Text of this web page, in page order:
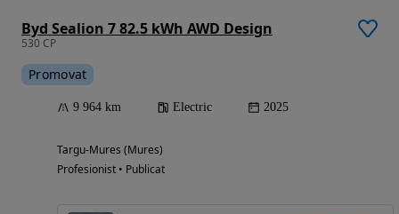
Byd Sealion 7 82.5 kWh AWD Design
530 CP
Promovat
9 964 km Electric 2025
Targu-Mures (Mures)
Profesionist • Publicat